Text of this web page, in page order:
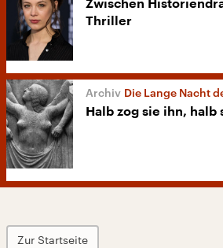
Zwischen
Thriller
Die Lange Nacht
Halb zog sie ihn, halb
Zur Startseite